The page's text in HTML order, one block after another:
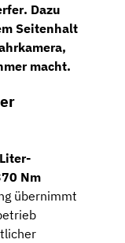
. Dazu
Seitenhalt
,
macht.
Nm
übernimmt